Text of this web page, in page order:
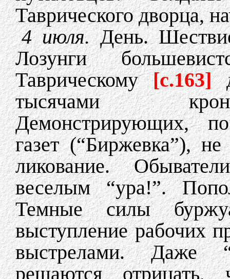
Таврического дворца,
4 июля.День.
Лозунги
Таврическому[c.163]
тысячами
Демонстрирующих,
газет (“Биржевка”),
ликование.
веселым “ура!”.
Темные силы
выступление рабочих
выстрелами. Даже
решаются отрицать,